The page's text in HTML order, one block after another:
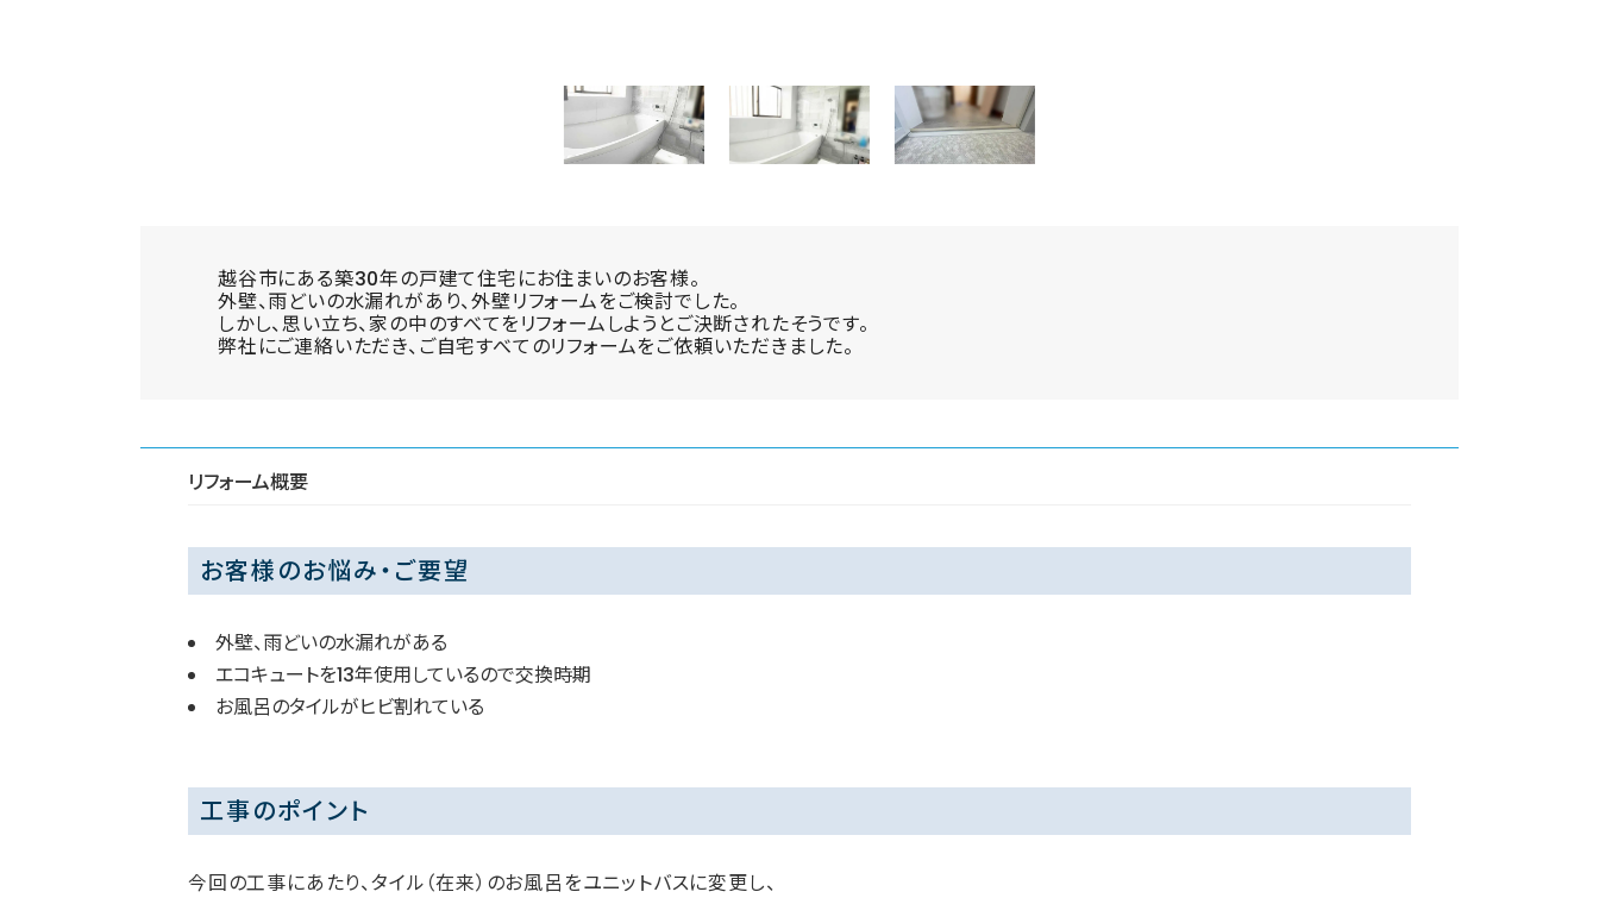
越谷市にある築30年の戸建て住宅にお住まいのお客様。
外壁、雨どいの水漏れがあり、外壁リフォームをご検討でした。
しかし、思い立ち、家の中のすべてをリフォームしようとご決断されたそうです。
弊社にご連絡いただき、ご自宅すべてのリフォームをご依頼いただきました。
リフォーム概要
お客様のお悩み・ご要望
外壁、雨どいの水漏れがある
エコキュートを13年使用しているので交換時期
お風呂のタイルがヒビ割れている
工事のポイント
今回の工事にあたり、タイル（在来）のお風呂をユニットバスに変更し、